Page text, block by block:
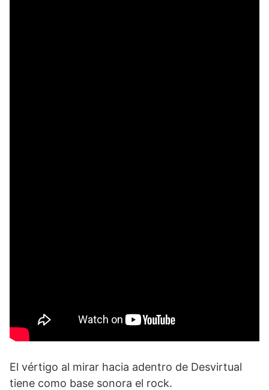
El vértigo al mirar hacia adentro de Desvirtual
tiene como base sonora el rock.